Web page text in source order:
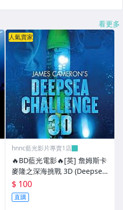
看更多
人氣賣家
hnnc藍光影片專賣1店
🔥BD藍光電影🔥[英] 詹姆斯卡
麥隆之深海挑戰 3D (Deepsea
Challenge 3D) (2014) [台版字
幕]
$ 100
直購